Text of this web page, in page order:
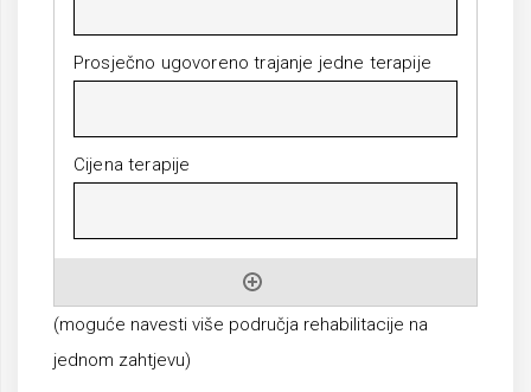
(moguće navesti više područja rehabilitacije na
jednom zahtjevu)